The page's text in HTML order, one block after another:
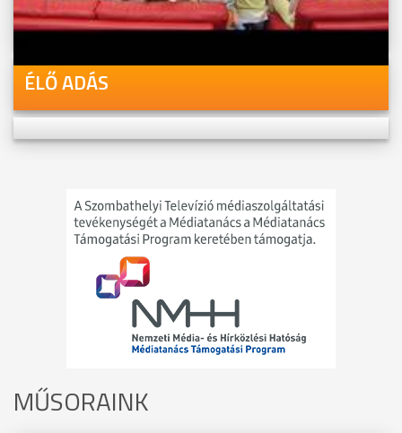
ÉLŐ ADÁS
MŰSORAINK